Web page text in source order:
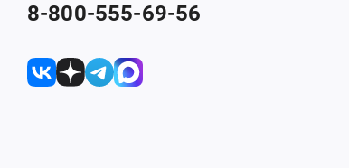
8-800-555-69-56